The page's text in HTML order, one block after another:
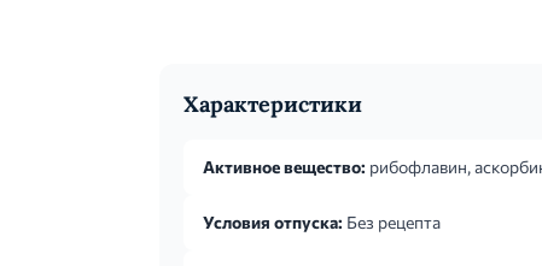
Характеристики
Активное вещество: рибофлавин,
Условия отпуска: Без рецепта